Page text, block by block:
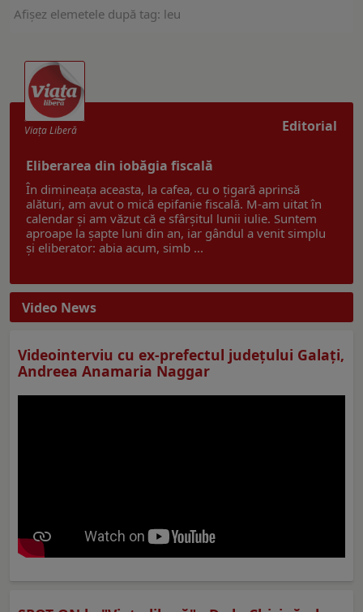
Afişez elemetele după tag: leu
Editorial
Viaţa Liberă
Eliberarea din iobăgia fiscală
În dimineața aceasta, la cafea, cu o țigară aprinsă
alături, am avut o mică epifanie fiscală. M-am uitat în
calendar și am văzut că e sfârșitul lunii iulie. Suntem
aproape la șapte luni din an, iar gândul a venit simplu
și eliberator: abia acum, simb ...
Video News
Videointerviu cu ex-prefectul judeţului Galaţi,
Andreea Anamaria Naggar